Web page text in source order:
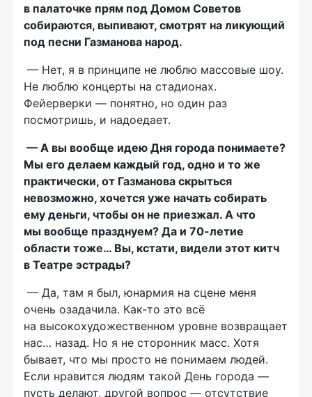
в палаточке прям под Домом Советов
собираются, выпивают, смотрят на ликующий
под песни Газманова народ.
— Нет, я в принципе не люблю массовые шоу.
Не люблю концерты на стадионах.
Фейерверки — понятно, но один раз
посмотришь, и надоедает.
— А вы вообще идею Дня города понимаете?
Мы его делаем каждый год, одно и то же
практически, от Газманова скрыться
невозможно, хочется уже начать собирать
ему деньги, чтобы он не приезжал. А что
мы вообще празднуем? Да и 70-летие
области тоже… Вы, кстати, видели этот китч
в Театре эстрады?
— Да, там я был, юнармия на сцене меня
очень озадачила. Как-то это всё
на высокохудожественном уровне возвращает
нас… назад. Но я не сторонник масс. Хотя
бывает, что мы просто не понимаем людей.
Если нравится людям такой День города —
пусть делают, другой вопрос — отсутствие